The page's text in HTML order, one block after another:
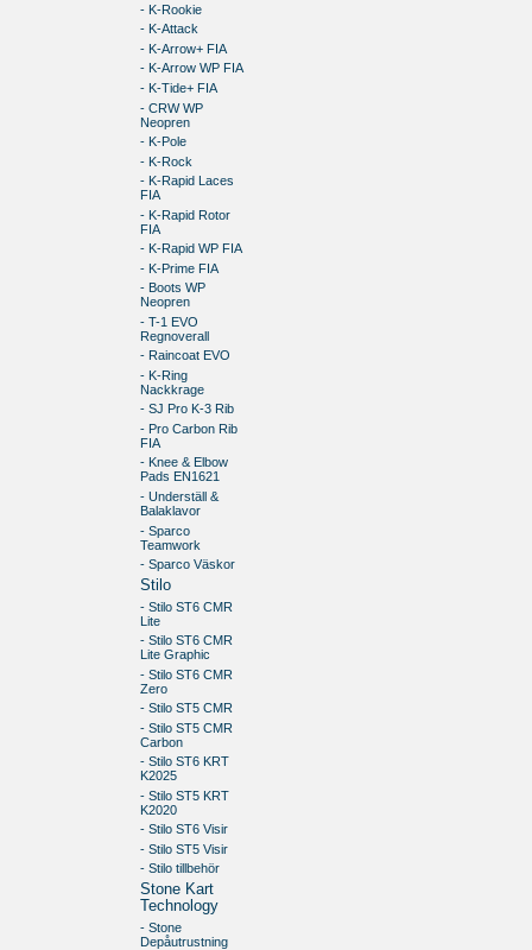
- K-Rookie
- K-Attack
- K-Arrow+ FIA
- K-Arrow WP FIA
- K-Tide+ FIA
- CRW WP
Neopren
- K-Pole
- K-Rock
- K-Rapid Laces
FIA
- K-Rapid Rotor
FIA
- K-Rapid WP FIA
- K-Prime FIA
- Boots WP
Neopren
- T-1 EVO
Regnoverall
- Raincoat EVO
- K-Ring
Nackkrage
- SJ Pro K-3 Rib
- Pro Carbon Rib
FIA
- Knee & Elbow
Pads EN1621
- Underställ &
Balaklavor
- Sparco
Teamwork
- Sparco Väskor
Stilo
- Stilo ST6 CMR
Lite
- Stilo ST6 CMR
Lite Graphic
- Stilo ST6 CMR
Zero
- Stilo ST5 CMR
- Stilo ST5 CMR
Carbon
- Stilo ST6 KRT
K2025
- Stilo ST5 KRT
K2020
- Stilo ST6 Visir
- Stilo ST5 Visir
- Stilo tillbehör
Stone Kart
Technology
- Stone
Depåutrustning